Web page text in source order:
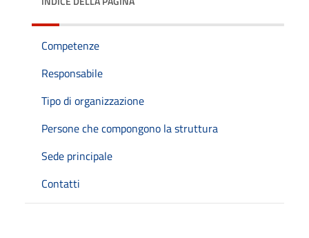
Competenze
Responsabile
Tipo di organizzazione
Persone che compongono la struttura
Sede principale
Contatti